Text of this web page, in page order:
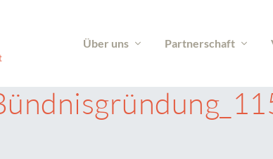
Über uns Partnerschaft